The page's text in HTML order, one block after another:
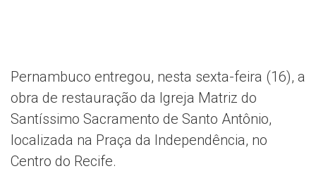
Pernambuco entregou, nesta sexta-feira (16), a
obra de restauração da Igreja Matriz do
Santíssimo Sacramento de Santo Antônio,
localizada na Praça da Independência, no
Centro do Recife.